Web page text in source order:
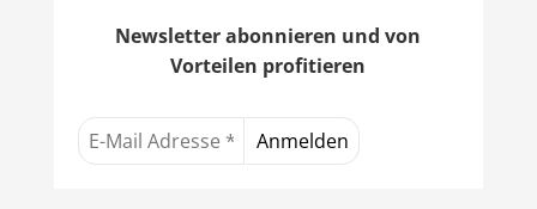
Newsletter abonnieren und von
Vorteilen profitieren